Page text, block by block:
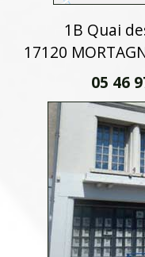
1B Quai
17120
05 46